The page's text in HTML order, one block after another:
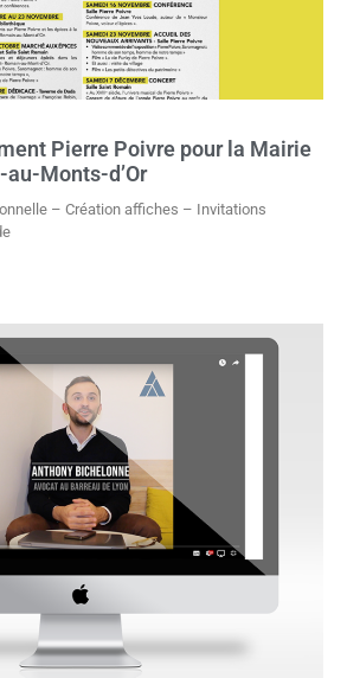
Pierre Poivre pour la Mairie
Monts-d’Or
– Création affiches – Invitations